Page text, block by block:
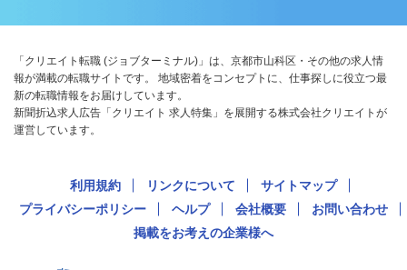
「クリエイト転職 (ジョブターミナル)」は、京都市山科区・その他の求人情
報が満載の転職サイトです。 地域密着をコンセプトに、仕事探しに役立つ最
新の転職情報をお届けしています。
新聞折込求人広告「クリエイト 求人特集」を展開する株式会社クリエイトが
運営しています。
利用規約 リンクについて
サイトマップ
プライバシーポリシー
ヘルプ 会社概要
お問い合わせ
掲載をお考えの企業様へ